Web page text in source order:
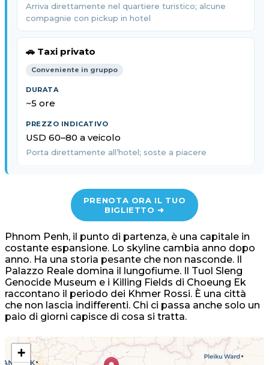
Arriva direttamente nel quartiere turistico; alcune
compagnie con pickup in hotel
🚗 Taxi privato
Conveniente in gruppo
~5 ore
USD 60–80 a veicolo
Porta direttamente all’hotel; soste a piacere
PRENOTA ORA IL TUO
BIGLIETTO ➜
Phnom Penh, il punto di partenza, è una capitale in
costante espansione. Lo skyline cambia anno dopo
anno. Ha una storia pesante che non nasconde. Il
Palazzo Reale domina il lungofiume. Il Tuol Sleng
Genocide Museum e i Killing Fields di Choeung Ek
raccontano il periodo dei Khmer Rossi. È una città
che non lascia indifferenti. Chi ci passa anche solo un
paio di giorni capisce di cosa si tratta.
+